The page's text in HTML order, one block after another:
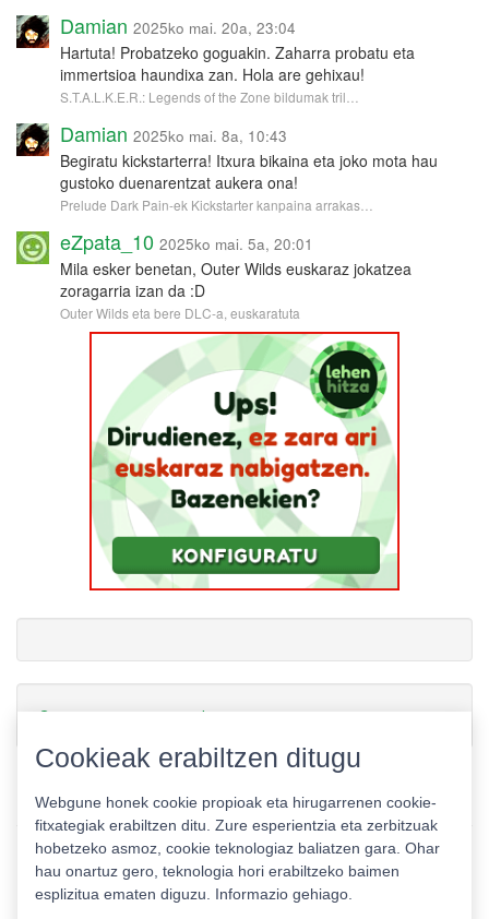
Damian 2025ko mai. 20a, 23:04
Hartuta! Probatzeko goguakin. Zaharra probatu eta
immertsioa haundixa zan. Hola are gehixau!
S.T.A.L.K.E.R.: Legends of the Zone bildumak tril…
Damian 2025ko mai. 8a, 10:43
Begiratu kickstarterra! Itxura bikaina eta joko mota hau
gustoko duenarentzat aukera ona!
Prelude Dark Pain-ek Kickstarter kanpaina arrakas…
eZpata_10 2025ko mai. 5a, 20:01
Mila esker benetan, Outer Wilds euskaraz jokatzea
zoragarria izan da :D
Outer Wilds eta bere DLC-a, euskaratuta
Gamerauntsia-ren txioak
Cookieak erabiltzen ditugu
Webgune honek cookie propioak eta hirugarrenen cookie-
fitxategiak erabiltzen ditu. Zure esperientzia eta zerbitzuak
hobetzeko asmoz, cookie teknologiaz baliatzen gara. Ohar
hau onartuz gero, teknologia hori erabiltzeko baimen
esplizitua ematen diguzu. Informazio gehiago.